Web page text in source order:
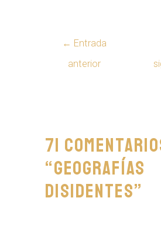
← Entrada
anterior
71
“Geografías
disidentes”